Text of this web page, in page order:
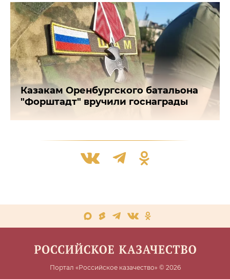
Казакам Оренбургского батальона
"Форштадт" вручили госнаграды
Портал «Российское казачество» © 2026